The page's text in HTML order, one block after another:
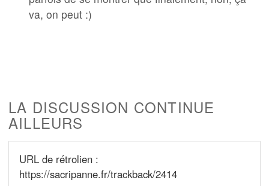
va, on peut :)
LA DISCUSSION CONTINUE
AILLEURS
URL de rétrolien :
https://sacripanne.fr/trackback/2414